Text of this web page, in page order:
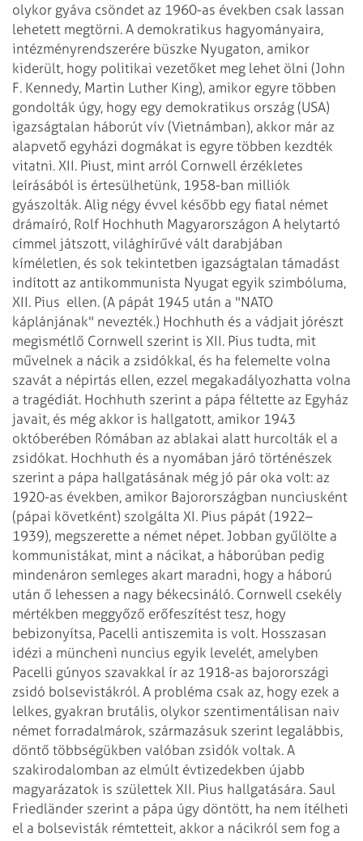
olykor gyáva csöndet az 1960-as években csak lassan
lehetett megtörni. A demokratikus hagyományaira,
intézményrendszerére büszke Nyugaton, amikor
kiderült, hogy politikai vezetőket meg lehet ölni (John
F. Kennedy, Martin Luther King), amikor egyre többen
gondolták úgy, hogy egy demokratikus ország (USA)
igazságtalan háborút vív (Vietnámban), akkor már az
alapvető egyházi dogmákat is egyre többen kezdték
vitatni. XII. Piust, mint arról Cornwell érzékletes
leírásából is értesülhetünk, 1958-ban milliók
gyászolták. Alig négy évvel később egy fiatal német
drámaíró, Rolf Hochhuth Magyarországon A helytartó
címmel játszott, világhírűvé vált darabjában
kíméletlen, és sok tekintetben igazságtalan támadást
indított az antikommunista Nyugat egyik szimbóluma,
XII. Pius ellen. (A pápát 1945 után a "NATO
káplánjának" nevezték.) Hochhuth és a vádjait jórészt
megismétlő Cornwell szerint is XII. Pius tudta, mit
művelnek a nácik a zsidókkal, és ha felemelte volna
szavát a népirtás ellen, ezzel megakadályozhatta volna
a tragédiát. Hochhuth szerint a pápa féltette az Egyház
javait, és még akkor is hallgatott, amikor 1943
októberében Rómában az ablakai alatt hurcolták el a
zsidókat. Hochhuth és a nyomában járó történészek
szerint a pápa hallgatásának még jó pár oka volt: az
1920-as években, amikor Bajorországban nunciusként
(pápai követként) szolgálta XI. Pius pápát (1922–
1939), megszerette a német népet. Jobban gyűlölte a
kommunistákat, mint a nácikat, a háborúban pedig
mindenáron semleges akart maradni, hogy a háború
után ő lehessen a nagy békecsináló. Cornwell csekély
mértékben meggyőző erőfeszítést tesz, hogy
bebizonyítsa, Pacelli antiszemita is volt. Hosszasan
idézi a müncheni nuncius egyik levelét, amelyben
Pacelli gúnyos szavakkal ír az 1918-as bajorországi
zsidó bolsevistákról. A probléma csak az, hogy ezek a
lelkes, gyakran brutális, olykor szentimentálisan naiv
német forradalmárok, származásuk szerint legalábbis,
döntő többségükben valóban zsidók voltak. A
szakirodalomban az elmúlt évtizedekben újabb
magyarázatok is születtek XII. Pius hallgatására. Saul
Friedländer szerint a pápa úgy döntött, ha nem ítélheti
el a bolsevisták rémtetteit, akkor a nácikról sem fog a